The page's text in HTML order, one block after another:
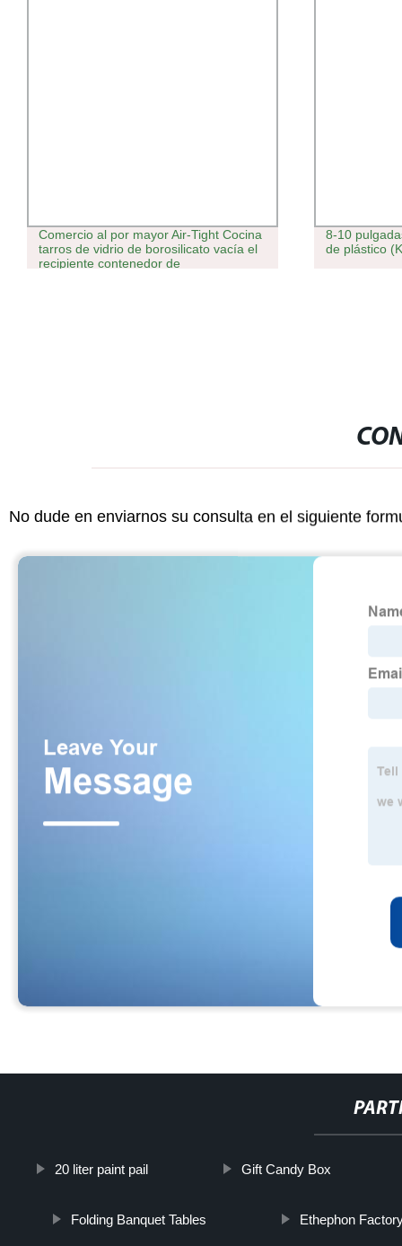
Comercio al por mayor Air-Tight Cocina
tarros de vidrio de borosilicato vacía el
recipiente contenedor de
8-10
de plástico
No dude en enviarnos su consulta en el siguiente
20 liter paint pail Gift Candy Box
Folding Banquet Tables Ethephon